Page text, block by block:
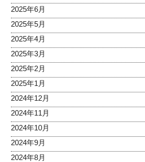
2025年6月
2025年5月
2025年4月
2025年3月
2025年2月
2025年1月
2024年12月
2024年11月
2024年10月
2024年9月
2024年8月